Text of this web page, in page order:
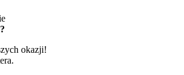
okazji!